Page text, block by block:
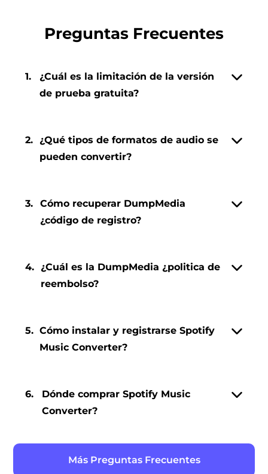
Preguntas Frecuentes
1.
¿Cuál es la limitación de la versión
de prueba gratuita?
2. ¿Qué tipos de formatos de audio se
pueden convertir?
3.
Cómo recuperar DumpMedia
¿código de registro?
4. ¿Cuál es la DumpMedia ¿politica de
reembolso?
5. Cómo instalar y registrarse Spotify
Music Converter?
6.
Dónde comprar Spotify Music
Converter?
Más Preguntas Frecuentes